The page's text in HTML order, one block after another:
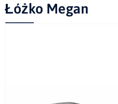
Łóżko Megan